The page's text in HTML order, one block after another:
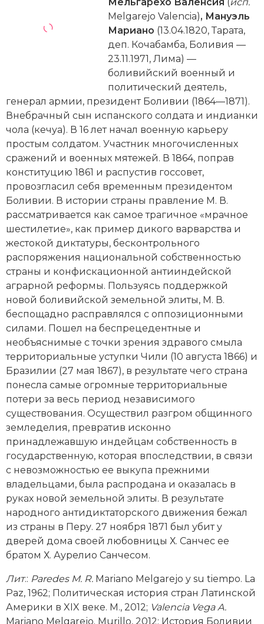
Генеалогия, геральдика
Государство и право
Историческая география и топонимика
История материальной и духовной культуры
История международных отношений
История, философия, теория и методология
исторического знания
Итория международных отношений
Латинская Америка
Новая история
Новейшая история
Нумизматика
Образование
Общественные объединения и организации
Политическая история
Революции и народные движения
Религия и церковь
Россия
Северная Америка
Социально-экономическая история
Специальные исторические дисциплины
СССР
Южная Америка
Melgarejo Valencia), Мануэль
Мариано (13.04.1820, Тарата,
деп. Кочабамба, Боливия —
23.11.1971, Лима) —
боливийский военный и
политический деятель,
генерал армии, президент Боливии (1864—1871).
Внебрачный сын испанского солдата и индианки
чолa (кечуа). В 16 лет начал военную карьеру
простым солдатом. Участник многочисленных
сражений и военных мятежей. В 1864, поправ
конституцию 1861 и распустив госсовет,
провозгласил себя временным президентом
Боливии. В истории страны правление М. В.
рассматривается как самое трагичное «мрачное
шестилетие», как пример дикого варварства и
жестокой диктатуры, бесконтрольного
распоряжения национальной собственностью
страны и конфискационной антииндейской
аграрной реформы. Пользуясь поддержкой
новой боливийской земельной элиты, М. В.
беспощадно расправлялся с оппозиционными
силами. Пошел на беспрецедентные и
необъяснимые с точки зрения здравого смыла
территориальные уступки Чили (10 августа 1866) и
Бразилии (27 мая 1867), в результате чего страна
понесла самые огромные территориальные
потери за весь период независимого
существования. Осуществил разгром общинного
земледелия, превратив исконно
принадлежавшую индейцам собственность в
государственную, которая впоследствии, в связи
с невозможностью ее выкупа прежними
владельцами, была распродана и оказалась в
руках новой земельной элиты. В результате
народного антидиктаторского движения бежал
из страны в Перу. 27 ноября 1871 был убит у
дверей дома своей любовницы Х. Санчес ее
братом Х. Аурелио Санчесом.
Лит.: Paredes M. R. Mariano Melgarejo y su tiempo. La
Paz, 1962; Политическая история стран Латинской
Америки в XIX веке. М., 2012; Valencia Vega A.
Mariano Melgarejo. Murillo, 2012; История Боливии